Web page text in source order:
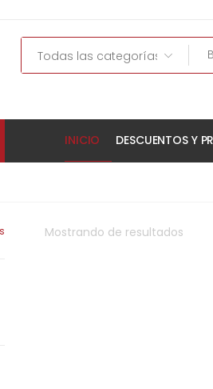
Search
INICIO DESCUENTOS Y
Mostrando de resultados